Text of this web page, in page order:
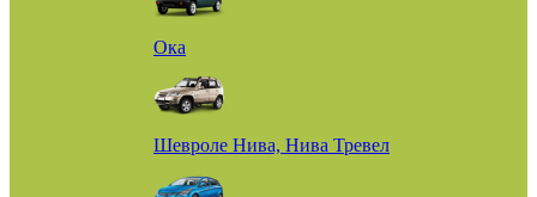
Ока
Шевроле Нива, Нива Тревел